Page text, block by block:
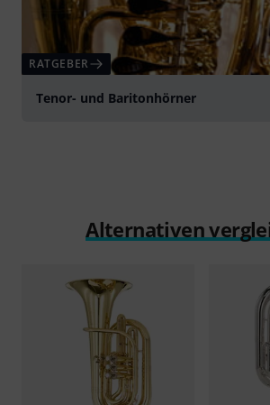
RATGEBER
Tenor- und Baritonhörner
Alternativen